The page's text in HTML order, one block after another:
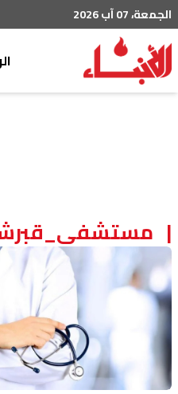
الجمعة، 07 آب 2026